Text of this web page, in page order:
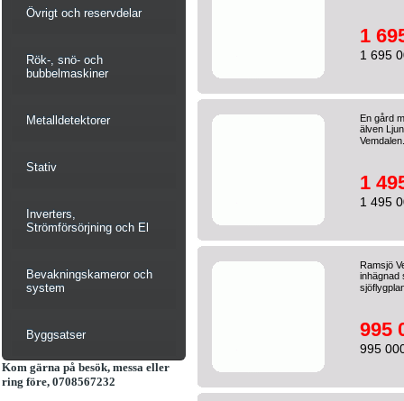
Övrigt och reservdelar
Rök-, snö- och
bubbelmaskiner
Metalldetektorer
Stativ
Inverters,
Strömförsörjning och El
Bevakningskameror och
system
Byggsatser
Kom gärna på besök, messa eller
ring före, 0708567232
1
1 695
En gård
älven
1
1 495
Ramsjö
inhägnad
995
995